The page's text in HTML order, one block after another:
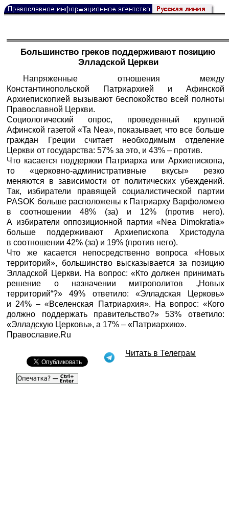
Большинство греков поддерживают позицию
Элладской Церкви
Напряженные отношения между
Константинопольской Патриархией и Афинской
Архиепископией вызывают беспокойство всей полноты
Православной Церкви.
Социологический опрос, проведенный крупной
Афинской газетой «Ta Nea», показывает, что все больше
граждан Греции считает необходимым отделение
Церкви от государства: 57% за это, и 43% – против.
Что касается поддержки Патриарха или Архиепископа,
то «церковно-административные вкусы» резко
меняются в зависимости от политических убеждений.
Так, избиратели правящей социалистической партии
PASOK больше расположены к Патриарху Варфоломею
в соотношении 48% (за) и 12% (против него).
А избиратели оппозиционной партии «Nea Dimokratia»
больше поддерживают Архиепископа Христодула
в соотношении 42% (за) и 19% (против него).
Что же касается непосредственно вопроса «Новых
территорий», большинство высказывается за позицию
Элладской Церкви. На вопрос: «Кто должен принимать
решение о назначении митрополитов „Новых
территорий“?» 49% ответило: «Элладская Церковь»
и 24% – «Вселенская Патриархия». На вопрос: «Кого
должно поддержать правительство?» 53% ответило:
«Элладскую Церковь», а 17% – «Патриархию».
Православие.Ru
Читать в Телеграм